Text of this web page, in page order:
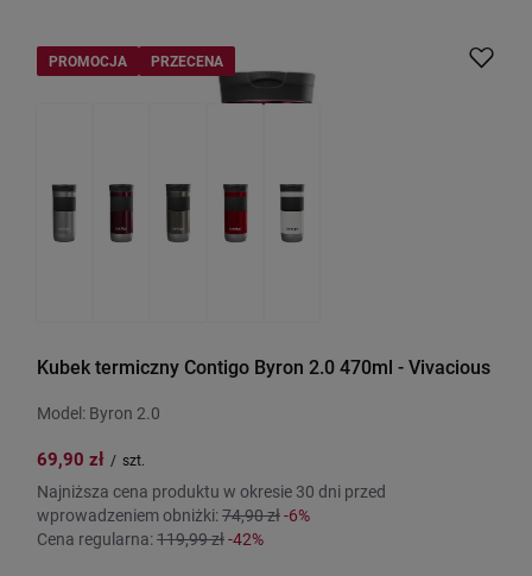
PROMOCJA PRZECENA
Kubek termiczny Contigo Byron 2.0 470ml - Vivacious
Model: Byron 2.0
69,90 zł / szt.
Najniższa cena produktu w okresie 30 dni przed
wprowadzeniem obniżki:74,90 zł-6%
Cena regularna:119,99 zł-42%